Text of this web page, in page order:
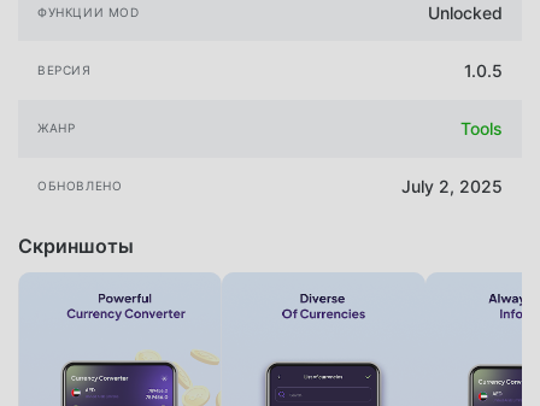
ФУНКЦИИ MOD Unlocked
ВЕРСИЯ 1.0.5
ЖАНР Tools
ОБНОВЛЕНО July 2, 2025
Скриншоты